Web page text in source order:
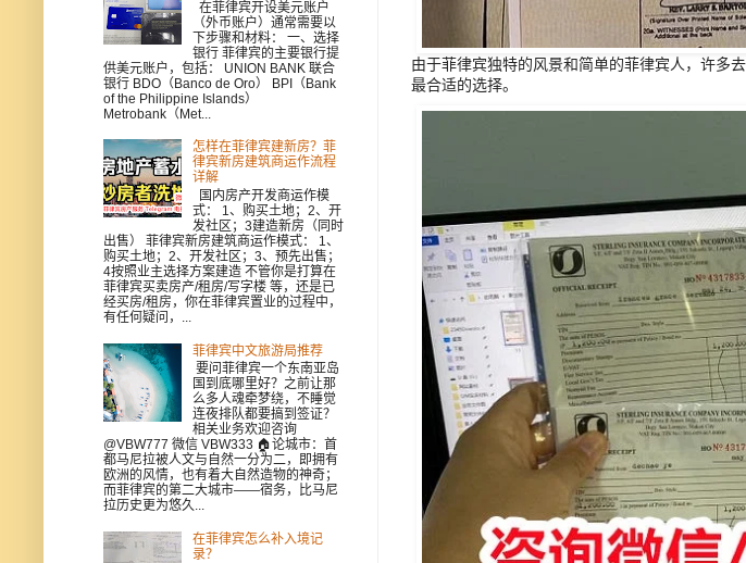
由于菲律宾独特的风景和简单的菲律宾人，许多
最合适的选择。
在菲律宾开设美元账户
（外币账户）通常需要以
下步骤和材料： 一、选择
银行 菲律宾的主要银行提
供美元账户，包括： UNION BANK 联合
银行 BDO（Banco de Oro） BPI（Bank
of the Philippine Islands）
Metrobank（Met...
怎样在菲律宾建新房？菲
律宾新房建筑商运作流程
详解
国内房产开发商运作模
式： 1、购买土地；2、开
发社区；3建造新房（同时
出售） 菲律宾新房建筑商运作模式： 1、
购买土地；2、开发社区；3、预先出售；
4按照业主选择方案建造 不管你是打算在
菲律宾买卖房产/租房/写字楼 等，还是已
经买房/租房，你在菲律宾置业的过程中，
有任何疑问，...
菲律宾中文旅游局推荐
要问菲律宾一个东南亚岛
国到底哪里好？之前让那
么多人魂牵梦绕，不睡觉
连夜排队都要搞到签证？
相关业务欢迎咨询
@VBW777 微信 VBW333 🏠论城市：首
都马尼拉被人文与自然一分为二，即拥有
欧洲的风情，也有着大自然造物的神奇；
而菲律宾的第二大城市——宿务，比马尼
拉历史更为悠久...
在菲律宾怎么补入境记
录？